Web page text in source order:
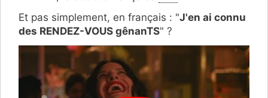
Et pas simplement, en français : "J'en ai connu
des RENDEZ-VOUS gênanTS" ?